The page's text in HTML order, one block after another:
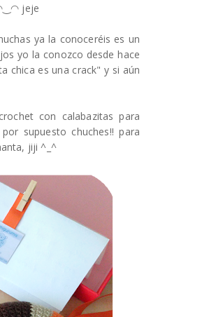
jeje
ya la conoceréis es un
yo la conozco desde hace
chica es una crack" y si aún
con calabazitas para
supuesto chuches!! para
jiji ^_^